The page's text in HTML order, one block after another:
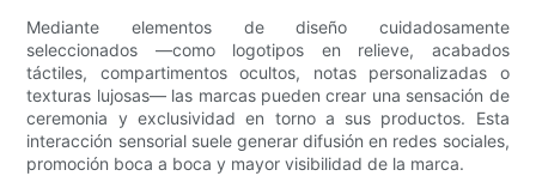
Mediante elementos de diseño cuidadosamente
seleccionados —como logotipos en relieve, acabados
táctiles, compartimentos ocultos, notas personalizadas o
texturas lujosas— las marcas pueden crear una sensación de
ceremonia y exclusividad en torno a sus productos. Esta
interacción sensorial suele generar difusión en redes sociales,
promoción boca a boca y mayor visibilidad de la marca.